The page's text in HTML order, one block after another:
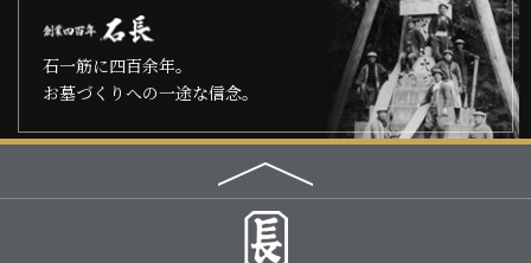
石一筋に四百余年。
お墓づくりへの一途な信念。